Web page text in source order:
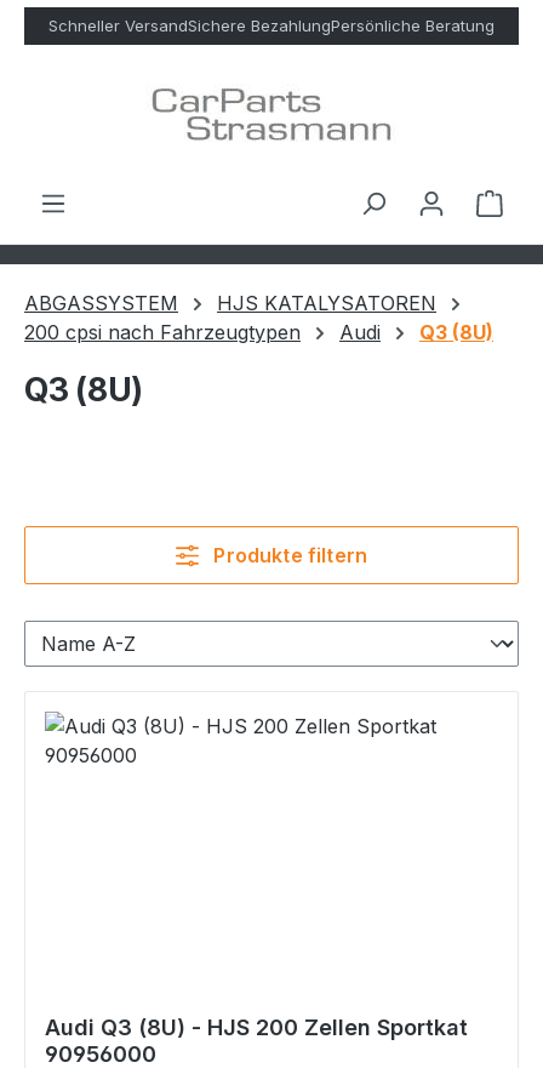
Zum Hauptinhalt springen
Schneller VersandSichere BezahlungPersönliche Beratung
ABGASSYSTEM
HJS KATALYSATOREN
200 cpsi nach Fahrzeugtypen
Audi Q3 (8U)
Q3 (8U)
Produkte filtern
Audi Q3 (8U) - HJS 200 Zellen Sportkat
90956000